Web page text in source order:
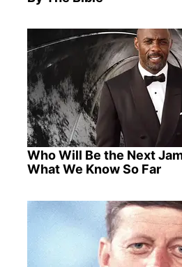
Who Will Be the Next
What We Know So Far